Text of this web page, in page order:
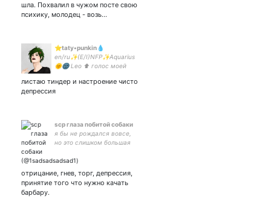
шла. Похвалил в чужом посте свою
психику, молодец - возь…
⭐️taty•punkin💧
en/ru✨(E/I)NFP✨Aquarius
🌞🌚 Leo ⬆️ голос моей
листаю тиндер и настроение чисто
депрессия
scp глаза побитой собаки
я бы не рождался вовсе,
но это слишком большая
отрицание, гнев, торг, депрессия,
принятие того что нужно качать
барбару.